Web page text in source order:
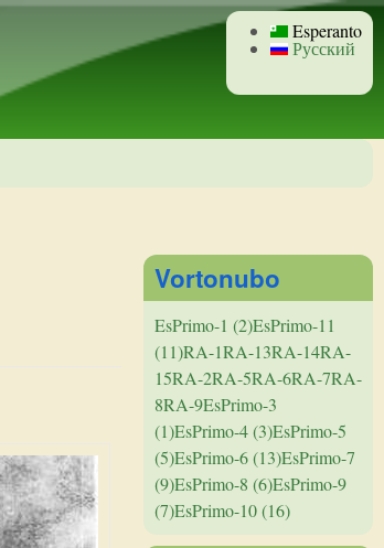
Esperanto
Русский
Vortonubo
EsPrimo-1 (2)EsPrimo-11
(11)RA-1RA-13RA-14RA-
15RA-2RA-5RA-6RA-7RA-
8RA-9EsPrimo-3
(1)EsPrimo-4 (3)EsPrimo-5
(5)EsPrimo-6 (13)EsPrimo-7
(9)EsPrimo-8 (6)EsPrimo-9
(7)EsPrimo-10 (16)